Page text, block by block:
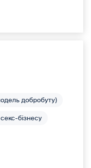
добробуту)
бізнесу